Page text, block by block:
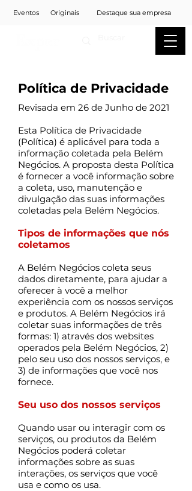
Eventos Originais Destaque sua empresa
Política de Privacidade
Revisada em 26 de Junho de 2021
Esta Política de Privacidade
(Política) é aplicável para toda a
informação coletada pela Belém
Negócios. A proposta desta Política
é fornecer a você informação sobre
a coleta, uso, manutenção e
divulgação das suas informações
coletadas pela Belém Negócios.
Tipos de informações que nós
coletamos
A Belém Negócios coleta seus
dados diretamente, para ajudar a
oferecer à você a melhor
experiência com os nossos serviços
e produtos. A Belém Negócios irá
coletar suas informações de três
formas: 1) através dos websites
operados pela Belém Negócios, 2)
pelo seu uso dos nossos serviços, e
3) de informações que você nos
fornece.
Seu uso dos nossos serviços
Quando usar ou interagir com os
serviços, ou produtos da Belém
Negócios poderá coletar
informações sobre as suas
interações, os serviços que você
usa e como os usa.